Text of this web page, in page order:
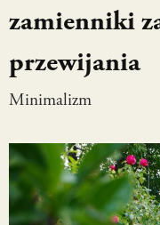
zamienniki
przewijania
Minimalizm